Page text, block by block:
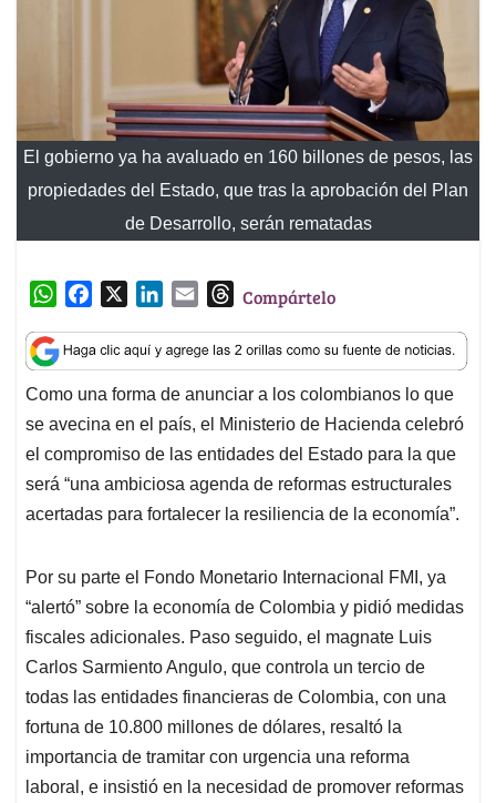
El gobierno ya ha avaluado en 160 billones de pesos, las
propiedades del Estado, que tras la aprobación del Plan
de Desarrollo, serán rematadas
W
a
t
s
A
p
p
c
e
b
o
o
k
n
k
e
d
I
n
a
i
l
T
r
e
a
d
s
Compártelo
Como una forma de anunciar a los colombianos lo que
se avecina en el país, el Ministerio de Hacienda celebró
el compromiso de las entidades del Estado para la que
será “una ambiciosa agenda de reformas estructurales
acertadas para fortalecer la resiliencia de la economía”.
Por su parte el Fondo Monetario Internacional FMI, ya
“alertó” sobre la economía de Colombia y pidió medidas
fiscales adicionales. Paso seguido, el magnate Luis
Carlos Sarmiento Angulo, que controla un tercio de
todas las entidades financieras de Colombia, con una
fortuna de 10.800 millones de dólares, resaltó la
importancia de tramitar con urgencia una reforma
laboral, e insistió en la necesidad de promover reformas